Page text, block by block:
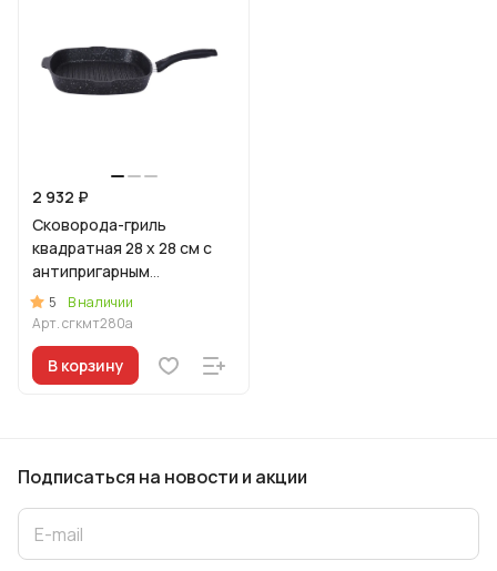
2 932 ₽
Сковорода-гриль
квадратная 28 x 28 см с
антипригарным
покрытием (темный
мрамор) с ручкой
5
В наличии
Арт.сгкмт280а
В корзину
Подписаться на новости и акции